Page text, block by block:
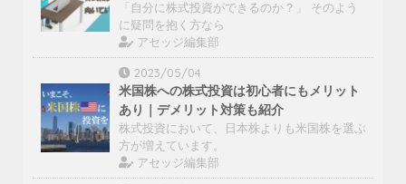
「自分に株式投資ができるのか？」 そのよう
に疑問を抱く方なら
アセッジ編集部
2023/05/04
米国株への株式投資は初心者にもメリット
あり｜デメリット対策も紹介
株式投資において、日本株よりも米国株を選ぶ
方が増えています。
アセッジ編集部